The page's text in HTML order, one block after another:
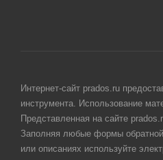
Интернет-сайт prados.ru
инструмента. Использование
Представленная на сайте
Заполняя любые формы обратной
или описаниях используйте